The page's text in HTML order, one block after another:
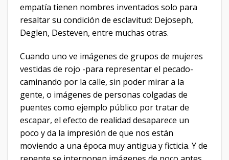
empatía tienen nombres inventados solo para
resaltar su condición de esclavitud: Dejoseph,
Deglen, Desteven, entre muchas otras.
Cuando uno ve imágenes de grupos de mujeres
vestidas de rojo -para representar el pecado-
caminando por la calle, sin poder mirar a la
gente, o imágenes de personas colgadas de
puentes como ejemplo público por tratar de
escapar, el efecto de realidad desaparece un
poco y da la impresión de que nos están
moviendo a una época muy antigua y ficticia. Y de